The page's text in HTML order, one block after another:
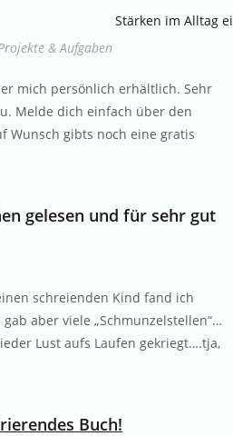
& Aufgaben
mich persönlich erhältlich. Sehr
Melde dich einfach über den
Wunsch gibts noch eine gratis
gelesen und für sehr gut
schreienden Kind fand ich
aber viele „Schmunzelstellen“…
Lust aufs Laufen gekriegt….tja,
Buch!